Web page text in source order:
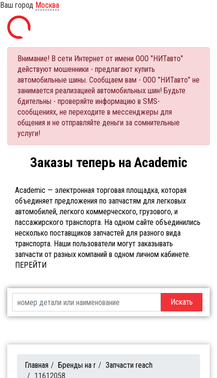
Ваш город Москва
Внимание! В сети Интернет от имени ООО "НИТавто"
действуют мошенники - предлагают купить
автомобильные шины. Сообщаем вам - ООО "НИТавто" не
занимается реализацией автомобильных шин! Будьте
бдительны - проверяйте информацию в SMS-
сообщениях, не переходите в мессенджеры для
общения и не отправляйте деньги за сомнительные
услуги!
Заказы теперь на Academic
Academic — электронная торговая площадка, которая
объединяет предложения по запчастям для легковых
автомобилей, легкого коммерческого, грузового, и
пассажирского транспорта. На одном сайте объединились
несколько поставщиков запчастей для разного вида
транспорта. Наши пользователи могут заказывать
запчасти от разных компаний в одном личном кабинете.
ПЕРЕЙТИ
Искать
Главная / Бренды на r / Запчасти reach
/ 11612058